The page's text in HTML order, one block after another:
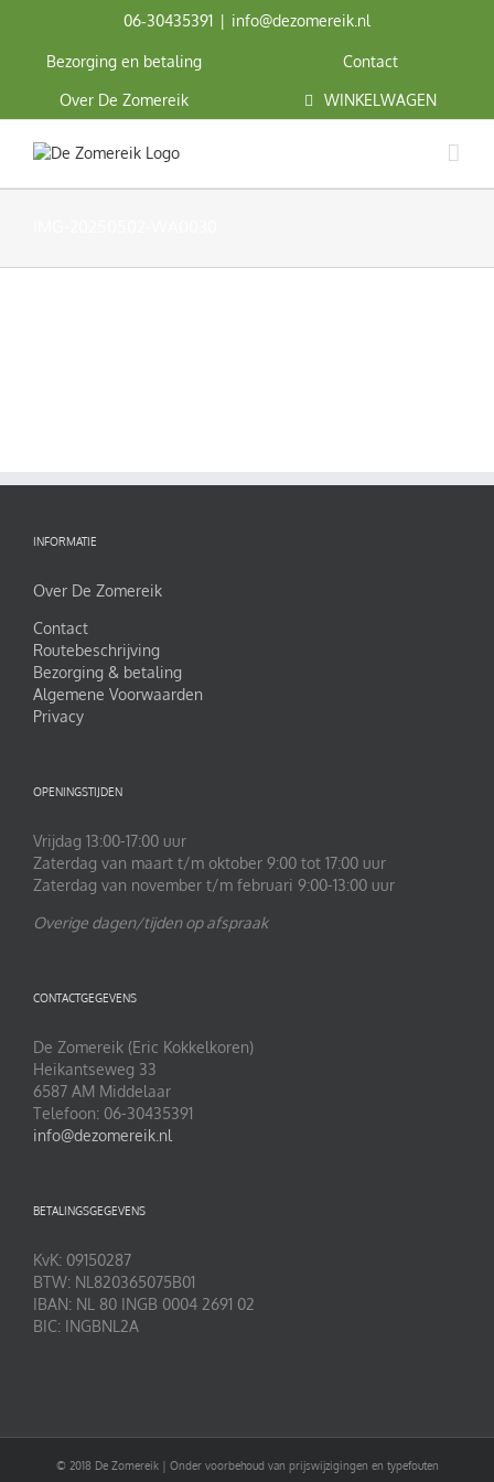
06‑30435391 | info@dezomereik.nl
Bezorging en betaling Contact
Over De Zomereik WINKELWAGEN
INFORMATIE
Over De Zomereik
Contact
Routebeschrijving
Bezorging & betaling
Algemene Voorwaarden
Privacy
OPENINGSTIJDEN
Vrijdag 13:00-17:00 uur
Zaterdag van maart t/m oktober 9:00 tot 17:00 uur
Zaterdag van november t/m februari 9:00-13:00 uur
Overige dagen/tijden op afspraak
CONTACTGEGEVENS
De Zomereik (Eric Kokkelkoren)
Heikantseweg 33
6587 AM Middelaar
Telefoon: 06-30435391
info@dezomereik.nl
BETALINGSGEGEVENS
KvK: 09150287
BTW: NL820365075B01
IBAN: NL 80 INGB 0004 2691 02
BIC: INGBNL2A
© 2018 De Zomereik | Onder voorbehoud van prijswijzigingen en typefouten